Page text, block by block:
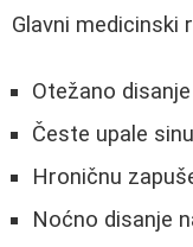
Glavni medicinski
Otežano
Česte upale
Hroničnu
Noćno disanje